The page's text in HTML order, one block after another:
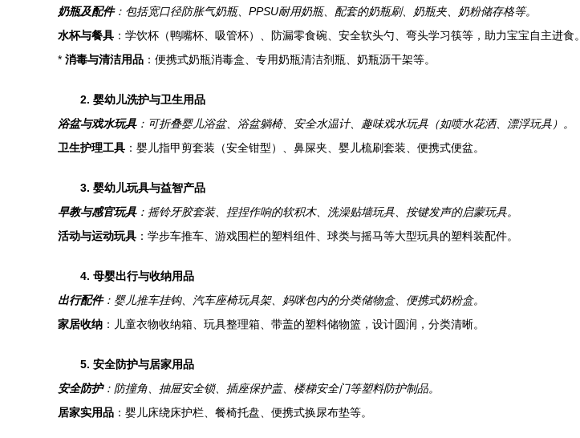
奶瓶及配件：包括宽口径防胀气奶瓶、PPSU耐用奶瓶、配套的奶瓶刷、奶瓶夹、奶粉储存格等。
水杯与餐具 ：学饮杯（鸭嘴杯、吸管杯）、防漏零食碗、安全软头勺、弯头学习筷等，助力宝宝自主进食。
* 消毒与清洁用品 ：便携式奶瓶消毒盒、专用奶瓶清洁剂瓶、奶瓶沥干架等。
2. 婴幼儿洗护与卫生用品
浴盆与戏水玩具：可折叠婴儿浴盆、浴盆躺椅、安全水温计、趣味戏水玩具（如喷水花洒、漂浮玩具）。
卫生护理工具 ：婴儿指甲剪套装（安全钳型）、鼻屎夹、婴儿梳刷套装、便携式便盆。
3. 婴幼儿玩具与益智产品
早教与感官玩具：摇铃牙胶套装、捏捏作响的软积木、洗澡贴墙玩具、按键发声的启蒙玩具。
活动与运动玩具 ：学步车推车、游戏围栏的塑料组件、球类与摇马等大型玩具的塑料装配件。
4. 母婴出行与收纳用品
出行配件：婴儿推车挂钩、汽车座椅玩具架、妈咪包内的分类储物盒、便携式奶粉盒。
家居收纳 ：儿童衣物收纳箱、玩具整理箱、带盖的塑料储物篮，设计圆润，分类清晰。
5. 安全防护与居家用品
安全防护：防撞角、抽屉安全锁、插座保护盖、楼梯安全门等塑料防护制品。
居家实用品 ：婴儿床绕床护栏、餐椅托盘、便携式换尿布垫等。